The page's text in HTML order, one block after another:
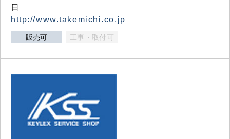
日
http://www.takemichi.co.jp
販売可 工事・取付可